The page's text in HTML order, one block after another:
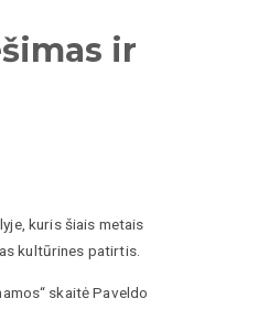
ir
kuris šiais metais
kultūrines patirtis.
skaitė Paveldo